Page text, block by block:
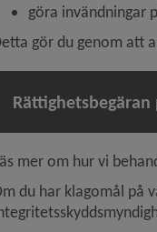
brandförsvaret
fritid
göra invändningar
gör du genom att
mer om hur vi
du har klagomål på